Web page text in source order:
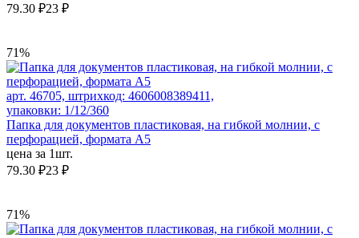
79.30 ₽23 ₽
71%
арт. 46705, штрихкод: 4606008389411,
упаковки: 1/12/360
Папка для документов пластиковая, на гибкой молнии, с
перфорацией, формата А5
цена за 1шт.
79.30 ₽23 ₽
71%